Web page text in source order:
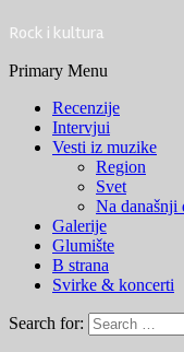
Rock i kultura
Primary Menu
Recenzije
Intervjui
Vesti iz muzike
Region
Svet
Na današnji
Galerije
Glumište
B strana
Svirke & koncerti
Search for: